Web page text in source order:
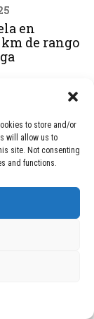
to store and/or
will allow us to
site. Not consenting
and functions.
en
de rango
km y
cuesta
V16